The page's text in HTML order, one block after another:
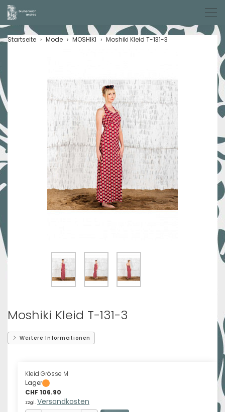
Startseite Mode MOSHIKI Moshiki Kleid T-131-3
Moshiki Kleid T-131-3
Weitere Informationen
Kleid Grösse M
Lager
CHF 106.90
zzgl. Versandkosten